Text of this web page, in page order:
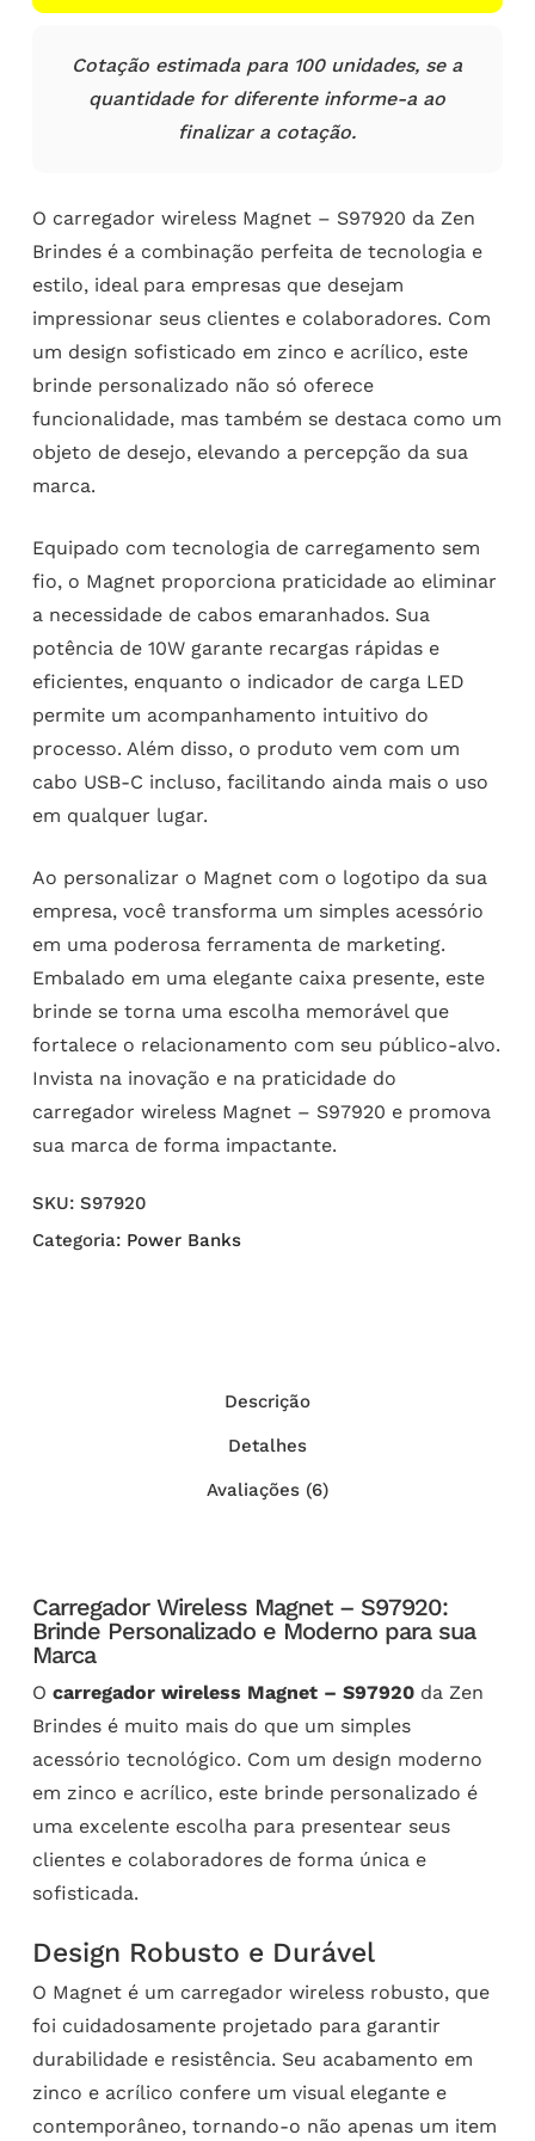
Cotação estimada para 100 unidades, se a
quantidade for diferente informe-a ao
finalizar a cotação.
O carregador wireless Magnet – S97920 da Zen
Brindes é a combinação perfeita de tecnologia e
estilo, ideal para empresas que desejam
impressionar seus clientes e colaboradores. Com
um design sofisticado em zinco e acrílico, este
brinde personalizado não só oferece
funcionalidade, mas também se destaca como um
objeto de desejo, elevando a percepção da sua
marca.
Equipado com tecnologia de carregamento sem
fio, o Magnet proporciona praticidade ao eliminar
a necessidade de cabos emaranhados. Sua
potência de 10W garante recargas rápidas e
eficientes, enquanto o indicador de carga LED
permite um acompanhamento intuitivo do
processo. Além disso, o produto vem com um
cabo USB-C incluso, facilitando ainda mais o uso
em qualquer lugar.
Ao personalizar o Magnet com o logotipo da sua
empresa, você transforma um simples acessório
em uma poderosa ferramenta de marketing.
Embalado em uma elegante caixa presente, este
brinde se torna uma escolha memorável que
fortalece o relacionamento com seu público-alvo.
Invista na inovação e na praticidade do
carregador wireless Magnet – S97920 e promova
sua marca de forma impactante.
SKU: S97920
Categoria: Power Banks
Descrição
Detalhes
Avaliações (6)
Carregador Wireless Magnet – S97920:
Brinde Personalizado e Moderno para sua
Marca
O carregador wireless Magnet – S97920da Zen
Brindes é muito mais do que um simples
acessório tecnológico. Com um design moderno
em zinco e acrílico, este brinde personalizado é
uma excelente escolha para presentear seus
clientes e colaboradores de forma única e
sofisticada.
Design Robusto e Durável
O Magnet é um carregador wireless robusto, que
foi cuidadosamente projetado para garantir
durabilidade e resistência. Seu acabamento em
zinco e acrílico confere um visual elegante e
contemporâneo, tornando-o não apenas um item